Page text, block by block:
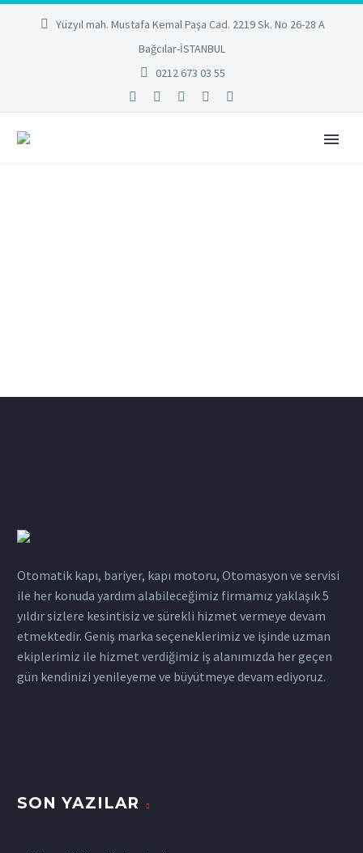
Yüzyıl mah. Mustafa Kemal Paşa Cad. 2219 Sk. No 26-28 A
Bağcılar-İSTANBUL
0212 673 03 55
Otomatik kapı, bariyer, kapı motoru, Otomasyon ve servisi
ile her konuda yardım alabileceğimiz firmamız yaklaşık 5
yıldır sizlere kesintisiz ve sürekli hizmet vermeye devam
etmektedir. Geniş marka seçeneklerimiz ve işinde uzman
ekiplerimiz ile hizmet verdiğimiz iş alanımızda her geçen
gün kendinizi yenileyeme ve büyütmeye devam ediyoruz.
SON YAZILAR